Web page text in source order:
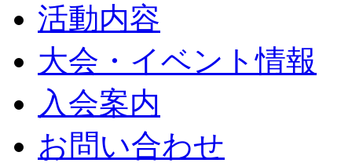
活動内容
大会・イベント情報
入会案内
お問い合わせ